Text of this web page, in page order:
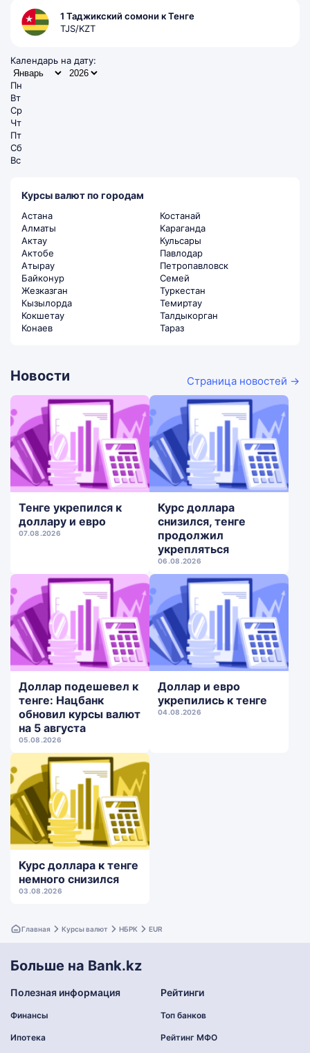
1 Таджикский сомони к Тенге
TJS/KZT
Календарь на дату:
Пн
Вт
Ср
Чт
Пт
Сб
Вс
Курсы валют по городам
Астана
Алматы
Актау
Актобе
Атырау
Байконур
Жезказган
Кызылорда
Кокшетау
Конаев
Костанай
Караганда
Кульсары
Павлодар
Петропавловск
Семей
Туркестан
Темиртау
Талдыкорган
Тараз
Новости Страница новостей →
Тенге укрепился к
доллару и евро
07.08.2026
Курс доллара
снизился, тенге
продолжил
укрепляться
06.08.2026
Доллар подешевел к
тенге: Нацбанк
обновил курсы валют
на 5 августа
05.08.2026
Доллар и евро
укрепились к тенге
04.08.2026
Курс доллара к тенге
немного снизился
03.08.2026
Главная Курсы валют НБРК EUR
Больше на Bank.kz
Полезная информация
Финансы
Ипотека
Рейтинги
Топ банков
Рейтинг МФО